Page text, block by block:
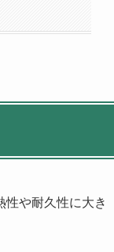
や耐久性に大き